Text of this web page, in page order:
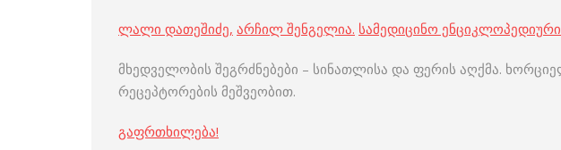
ლალი დათეშიძე, არჩილ შენგელია. სამედიცინო
მხედველობის შეგრძნებები – სინათლისა და ფერის აღქმა.
რეცეპტორების მეშვეობით.
გაფრთხილება!